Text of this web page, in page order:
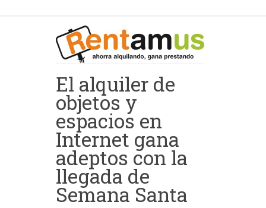
El alquiler de
objetos y
espacios en
Internet gana
adeptos con la
llegada de
Semana Santa